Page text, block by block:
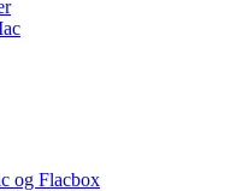
og Flacbox